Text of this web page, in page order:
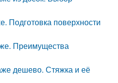
Подготовка поверхности
Преимущества
дешево. Стяжка и её